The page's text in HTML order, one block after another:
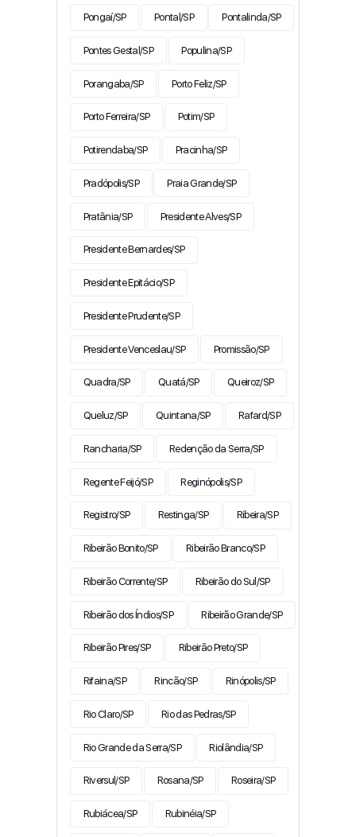
Pongaí/SP Pontal/SP Pontalinda/SP
Pontes Gestal/SP Populina/SP
Porangaba/SP Porto Feliz/SP
Porto Ferreira/SP Potim/SP
Potirendaba/SP Pracinha/SP
Pradópolis/SP Praia Grande/SP
Pratânia/SP Presidente Alves/SP
Presidente Bernardes/SP
Presidente Epitácio/SP
Presidente Prudente/SP
Presidente Venceslau/SP Promissão/SP
Quadra/SP Quatá/SP Queiroz/SP
Queluz/SP Quintana/SP Rafard/SP
Rancharia/SP Redenção da Serra/SP
Regente Feijó/SP Reginópolis/SP
Registro/SP Restinga/SP Ribeira/SP
Ribeirão Bonito/SP Ribeirão Branco/SP
Ribeirão Corrente/SP Ribeirão do Sul/SP
Ribeirão dos Índios/SP Ribeirão Grande/SP
Ribeirão Pires/SP Ribeirão Preto/SP
Rifaina/SP Rincão/SP Rinópolis/SP
Rio Claro/SP Rio das Pedras/SP
Rio Grande da Serra/SP Riolândia/SP
Riversul/SP Rosana/SP Roseira/SP
Rubiácea/SP Rubinéia/SP